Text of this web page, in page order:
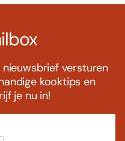
versturen
kooktips en
je nu in!